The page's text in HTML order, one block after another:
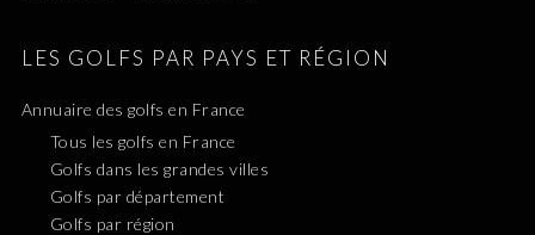
LES GOLFS PAR PAYS ET RÉGION
Annuaire des golfs en France
Tous les golfs en France
Golfs dans les grandes villes
Golfs par département
Golfs par région